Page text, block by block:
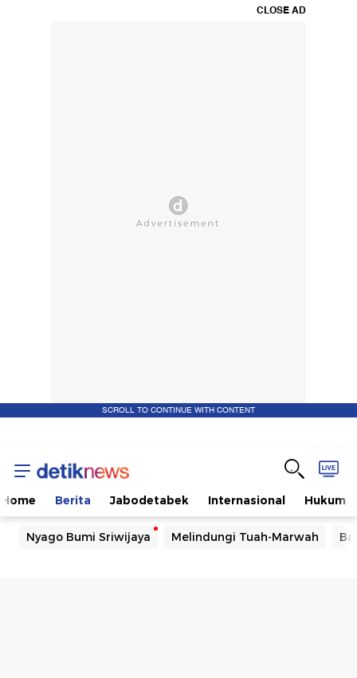
CLOSE AD
SCROLL TO CONTINUE WITH CONTENT
Home Berita Jabodetabek Internasional Hukum
Nyago Bumi Sriwijaya Melindungi Tuah-Marwah